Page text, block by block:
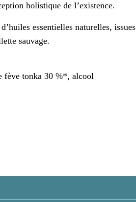
holistique de l’existence.
essentielles naturelles, issues
sauvage.
fève tonka 30 %*, alcool